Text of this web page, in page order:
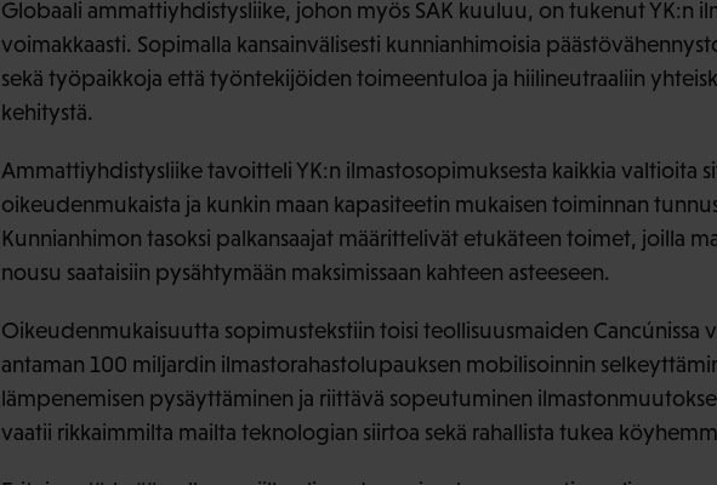
Globaali ammattiyhdistysliike, johon myös SAK kuuluu, on tukenut YK:n
voimakkaasti. Sopimalla kansainvälisesti kunnianhimoisia
sekä työpaikkoja että työntekijöiden toimeentuloa ja hiilineutraaliin
kehitystä.
Ammattiyhdistysliike tavoitteli YK:n ilmastosopimuksesta kaikkia valtioita
oikeudenmukaista ja kunkin maan kapasiteetin mukaisen toiminnan
Kunnianhimon tasoksi palkansaajat määrittelivät etukäteen toimet, joilla
nousu saataisiin pysähtymään maksimissaan kahteen asteeseen.
Oikeudenmukaisuutta sopimustekstiin toisi teollisuusmaiden Cancúnissa
antaman 100 miljardin ilmastorahastolupauksen mobilisoinnin
lämpenemisen pysäyttäminen ja riittävä sopeutuminen
vaatii rikkaimmilta mailta teknologian siirtoa sekä rahallista tukea